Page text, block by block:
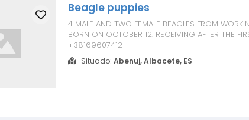
Beagle puppies
4 MALE AND TWO FEMALE BEAGLES FROM
BORN ON OCTOBER 12. RECEIVING AFTER THE
+38169607412
Situado: Abenuj, Albacete, ES